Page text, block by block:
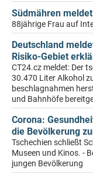
Südmähren
88jährige Frau auf
Deutschland
Risiko-Gebiet
CT24.cz meldet: Der
30.470 Liter Alkohol
beschlagnahmen
und Bahnhöfe
Corona:
die Bevölkerung
Tschechien schließt
Museen und Kinos. -
jungen Bevölkerung